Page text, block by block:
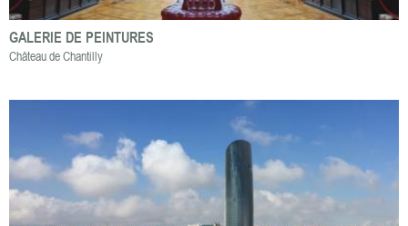
GALERIE DE PEINTURES
Château de Chantilly